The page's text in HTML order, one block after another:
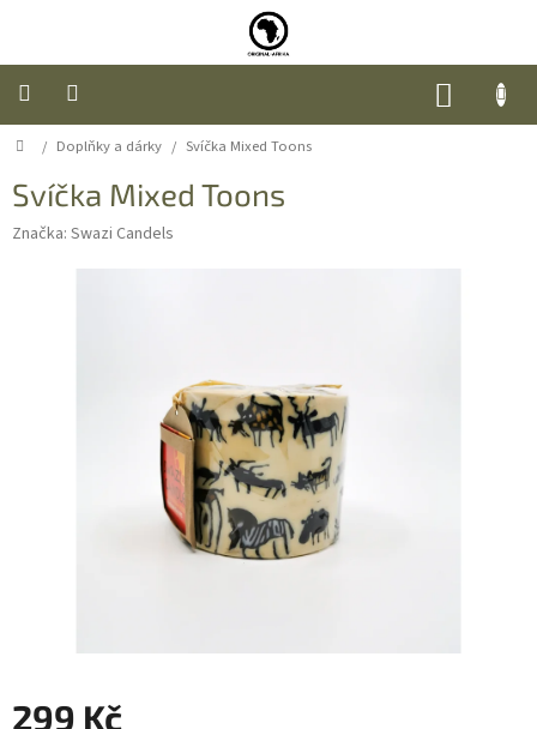
Úvod
Nábytek
Domů
/ Doplňky a dárky / Svíčka Mixed Toons
Svíčka Mixed Toons
Značka: Swazi Candels
299 Kč